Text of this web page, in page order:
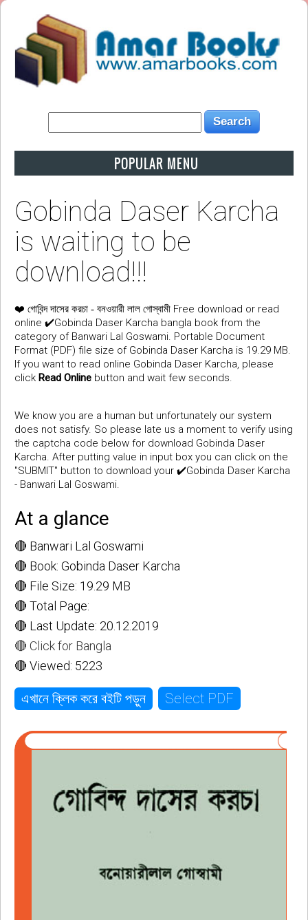
POPULAR MENU
Gobinda Daser Karcha
is waiting to be
download!!!
❤️ গোবিন্দ দাসের করচা - বনওয়ারী লাল গোস্বামী Free download or read
online ✔️Gobinda Daser Karcha bangla book from the
category of Banwari Lal Goswami. Portable Document
Format (PDF) file size of Gobinda Daser Karcha is 19.29 MB.
If you want to read online Gobinda Daser Karcha, please
click Read Online button and wait few seconds.
We know you are a human but unfortunately our system
does not satisfy. So please late us a moment to verify using
the captcha code below for download Gobinda Daser
Karcha. After putting value in input box you can click on the
"SUBMIT" button to download your ✔️Gobinda Daser Karcha
- Banwari Lal Goswami.
At a glance
🔴 Banwari Lal Goswami
🔴 Book: Gobinda Daser Karcha
🔴 File Size: 19.29 MB
🔴 Total Page:
🔴 Last Update: 20.12.2019
🔴 Click for Bangla
🔴 Viewed: 5223
এখানে ক্লিক করে বইটি পড়ুন Select PDF